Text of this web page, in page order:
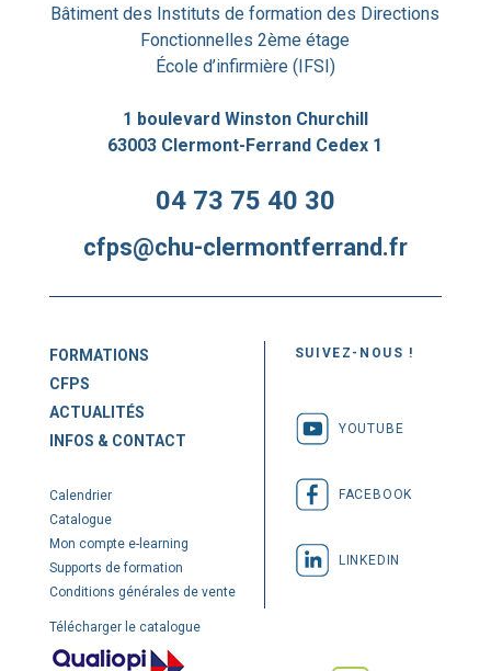
Bâtiment des Instituts de formation des Directions
Fonctionnelles 2ème étage
École d’infirmière (IFSI)
1 boulevard Winston Churchill
63003 Clermont-Ferrand Cedex 1
04 73 75 40 30
cfps@chu-clermontferrand.fr
FORMATIONS
CFPS
ACTUALITÉS
INFOS & CONTACT
Calendrier
Catalogue
Mon compte e-learning
Supports de formation
Conditions générales de vente
Télécharger le catalogue
SUIVEZ-NOUS !
YOUTUBE
FACEBOOK
LINKEDIN